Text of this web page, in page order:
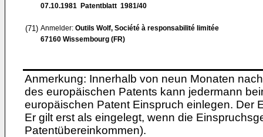
07.10.1981 Patentblatt 1981/40
(71) Anmelder: Outils Wolf, Société à responsabilité limitée
67160 Wissembourg (FR)
Anmerkung: Innerhalb von neun Monaten
des europäischen Patents kann jedermann
europäischen Patent Einspruch einlegen. Der
Er gilt erst als eingelegt, wenn die
Patentübereinkommen).